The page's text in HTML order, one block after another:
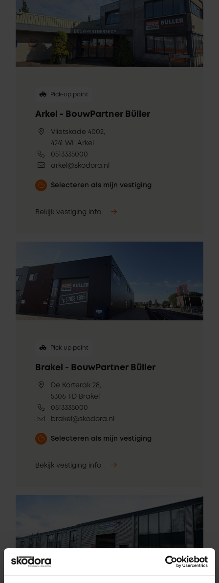
Pick-up point
Arkel - BouwPartner Büller
Vlietskade 4002,
4241 WL Arkel
0513335000
arkel@skodora.nl
Selecteren als mijn vestiging
Bekijk vestiging info
Pick-up point
Brakel - BouwPartner Büller
De Korterak 28,
5306 TD Brakel
0513335000
brakel@skodora.nl
Selecteren als mijn vestiging
Bekijk vestiging info